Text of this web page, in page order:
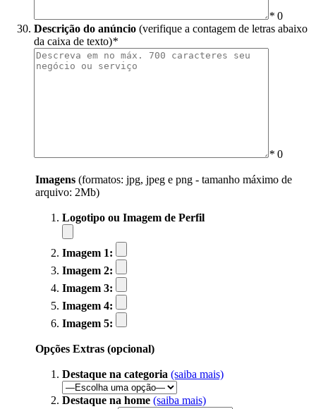
* 0
Descrição do anúncio (verifique a contagem de letras abaixo
da caixa de texto)*
* 0
Imagens (formatos: jpg, jpeg e png - tamanho máximo de
arquivo: 2Mb)
Logotipo ou Imagem de Perfil
Imagem 1:
Imagem 2:
Imagem 3:
Imagem 4:
Imagem 5:
Opções Extras (opcional)
Destaque na categoria (saiba mais)
Destaque na home (saiba mais)